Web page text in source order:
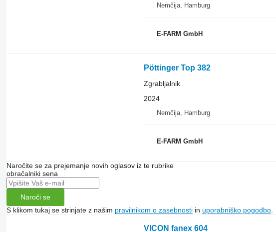
Nemčija, Hamburg
E-FARM GmbH
Pöttinger Top 382
Zgrabljalnik
2024
Nemčija, Hamburg
E-FARM GmbH
Naročite se za prejemanje novih oglasov iz te rubrike
obračalniki sena
Naroči se
S klikom tukaj se strinjate z našim pravilnikom o zasebnostiin uporabniško pogodbo.
VICON fanex 604